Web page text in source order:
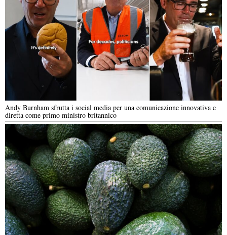
Andy Burnham sfrutta i social media per una comunicazione innovativa e
diretta come primo ministro britannico